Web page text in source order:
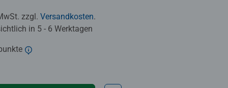
zzgl. Versandkosten.
in 5 - 6 Werktagen